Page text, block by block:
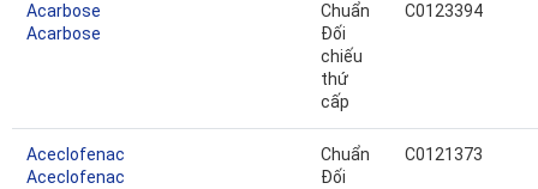
Acarbose
Acarbose
Chuẩn
Đối
chiếu
thứ
cấp
C0123394
Aceclofenac
Aceclofenac
Chuẩn
Đối
C0121373